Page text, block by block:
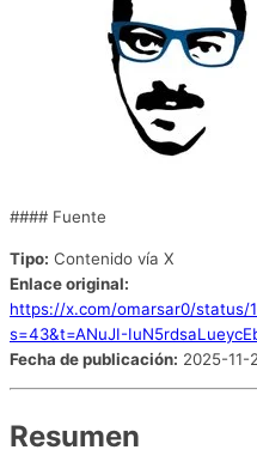
#### Fuente
Tipo: Contenido vía X
Enlace original:
https://x.com/omarsar0/status/
s=43&t=ANuJI-
Fecha de publicación: 2025-11-
Resumen